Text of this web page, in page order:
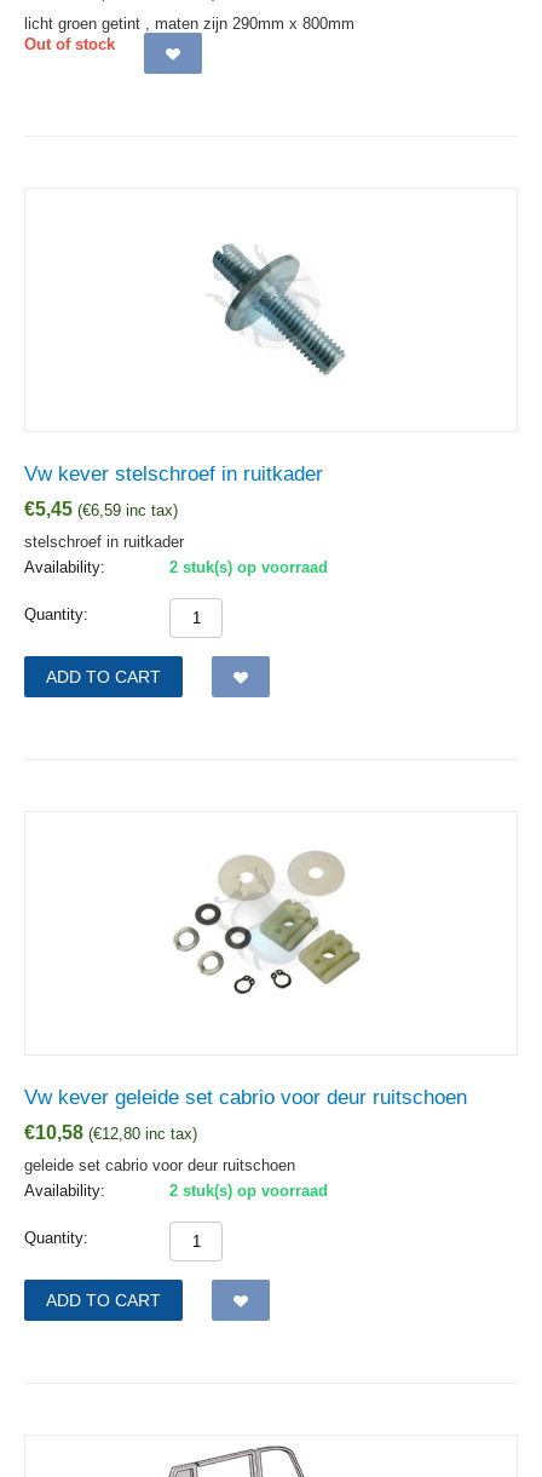
licht groen getint , maten zijn 290mm x 800mm
Out of stock
Vw kever stelschroef in ruitkader
€5,45 (€6,59 inc tax)
stelschroef in ruitkader
Availability:
2 stuk(s) op voorraad
Quantity:
ADD TO CART
Vw kever geleide set cabrio voor deur ruitschoen
€10,58 (€12,80 inc tax)
geleide set cabrio voor deur ruitschoen
Availability:
2 stuk(s) op voorraad
Quantity:
ADD TO CART